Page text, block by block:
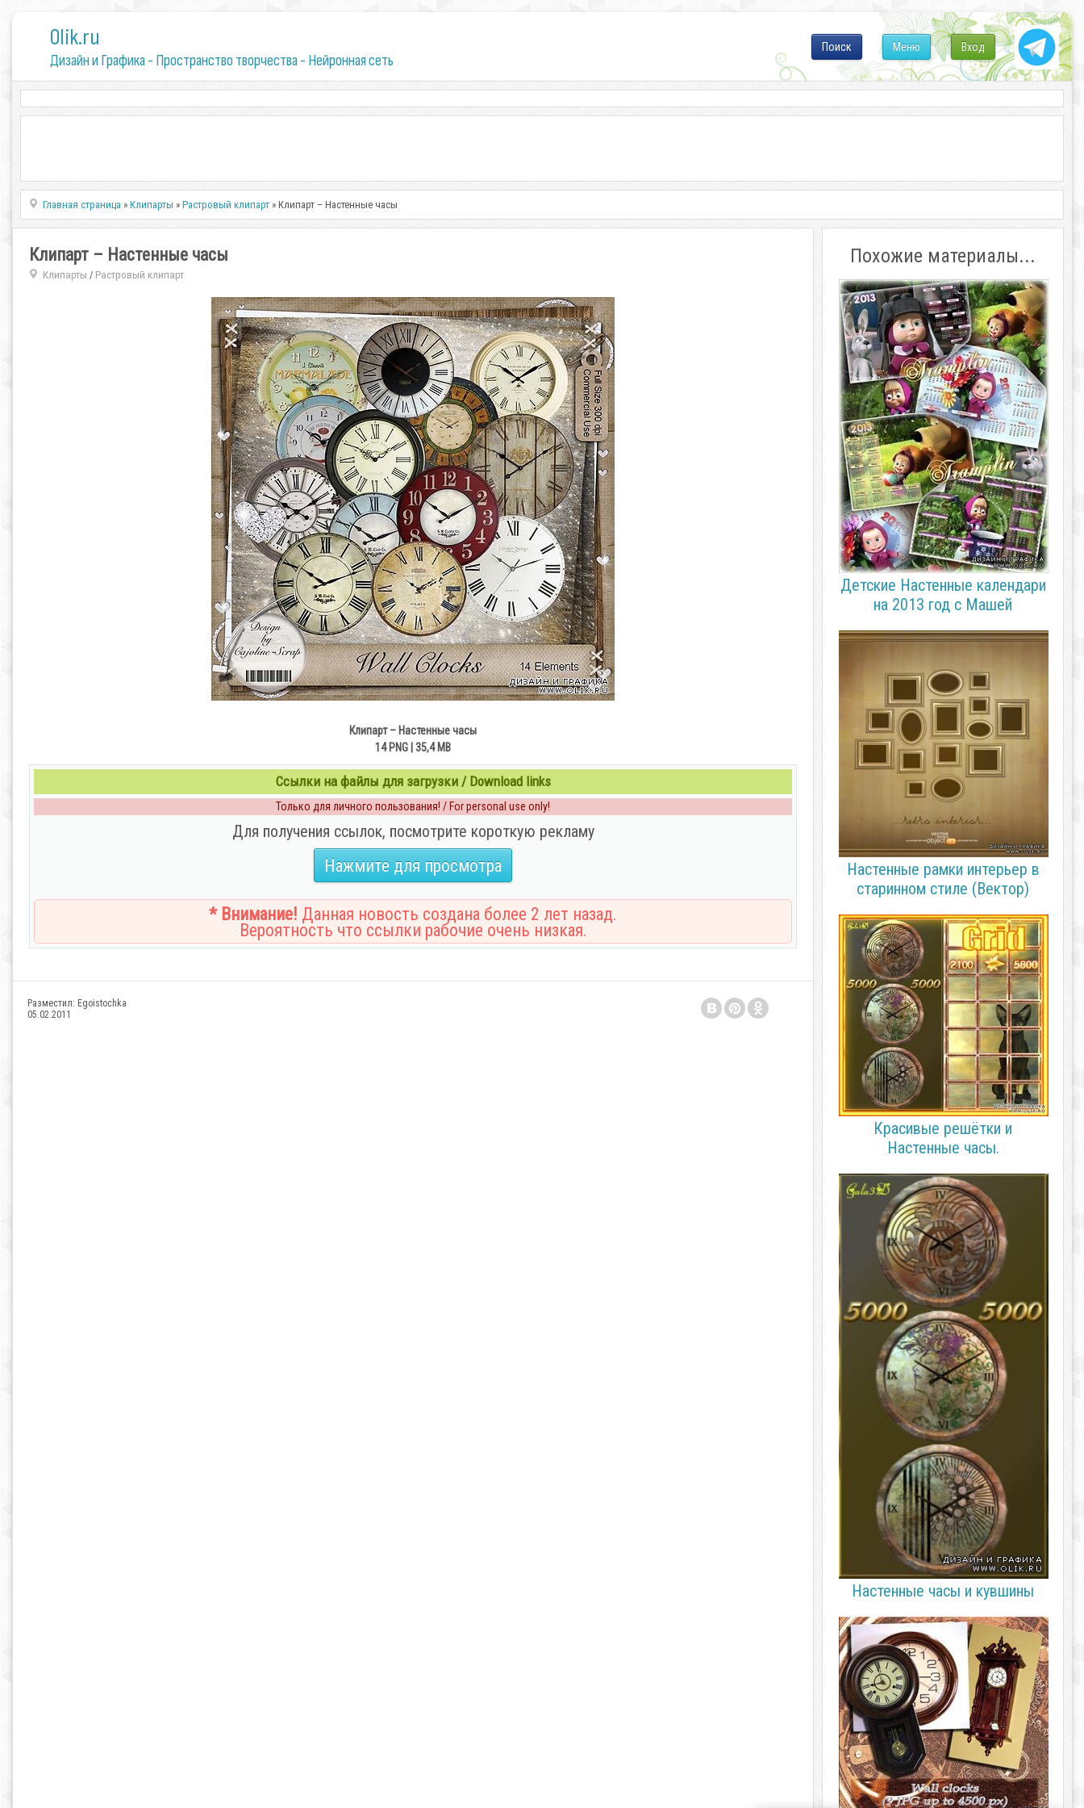
0lik.ru
Дизайн и Графика - Пространство творчества - Нейронная сеть
Вход
Меню
Поиск
Главная страница »Клипарты »Растровый клипарт » Клипарт – Настенные часы
Клипарт – Настенные часы
Клипарты / Растровый клипарт
Клипарт – Настенные часы
14 PNG | 35,4 MB
Ссылки на файлы для загрузки / Download links
Только для личного пользования! / For personal use only!
Для получения ссылок, посмотрите короткую рекламу
Нажмите для просмотра
* Внимание! Данная новость создана более 2 лет назад.
Вероятность что ссылки рабочие очень низкая.
Разместил: Egoistochka
05.02.2011
Похожие материалы...
Детские Настенные календари
на 2013 год с Машей
Настенные рамки интерьер в
старинном стиле (Вектор)
Красивые решётки и
Настенные часы.
Настенные часы и кувшины